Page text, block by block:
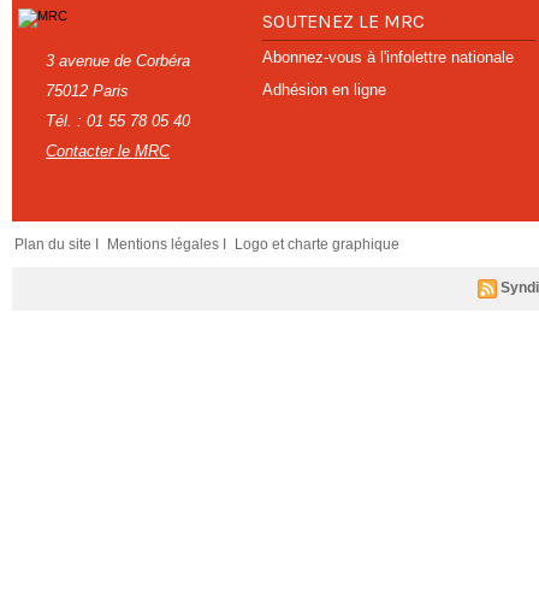
3 avenue de Corbéra
75012 Paris
Tél. : 01 55 78 05 40
Contacter le MRC
SOUTENEZ LE MRC
Abonnez-vous à l'infolettre nationale
Adhésion en ligne
Plan du site I Mentions légales I Logo et charte graphique